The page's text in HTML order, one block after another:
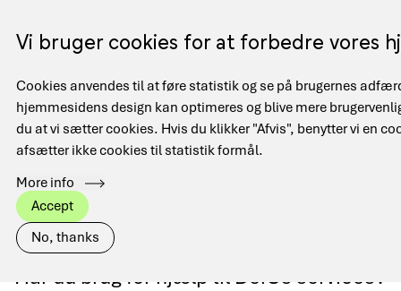
Vi bruger cookies for at forbedre vores
Cookies anvendes til at føre statistik og se på brugernes
hjemmesidens design kan optimeres og blive mere
du at vi sætter cookies. Hvis du klikker "Afvis", benytter vi en
afsætter ikke cookies til statistik formål.
More info
Accept
No, thanks
hovedindhold
EN
Main
navigation
Brødkrumme
Hjem Få hjælp
Få hjælp
Har du brug for hjælp til DeiCs services?